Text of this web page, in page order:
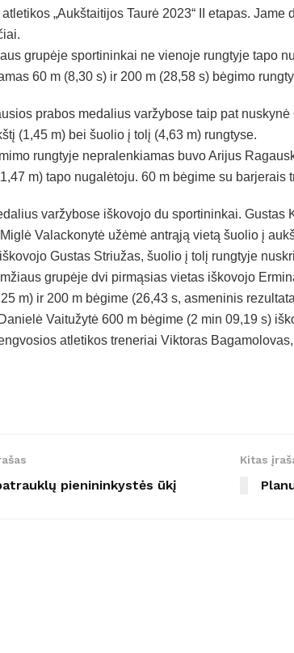
atletikos „Aukštaitijos Taurė 2023“ II etapas.
grupėje sportininkai ne vienoje rungtyje tapo
60 m (8,30 s) ir 200 m (28,58 s) bėgimo
prabos medalius varžybose taip pat
(1,45 m) bei šuolio į tolį (4,63 m) rungtyse.
rungtyje nepralenkiamas buvo Arijus
m) tapo nugalėtoju. 60 m bėgime su barjerais
varžybose iškovojo du sportininkai. Gustas
Valackonytė užėmė antrąją vietą šuolio į
Gustas Striužas, šuolio į tolį rungtyje
grupėje dvi pirmąsias vietas iškovojo
m) ir 200 m bėgime (26,43 s, asmeninis
Vaitužytė 600 m bėgime (2 min 09,19 s)
atletikos treneriai Viktoras
pienininkystės ūkį
Kitas